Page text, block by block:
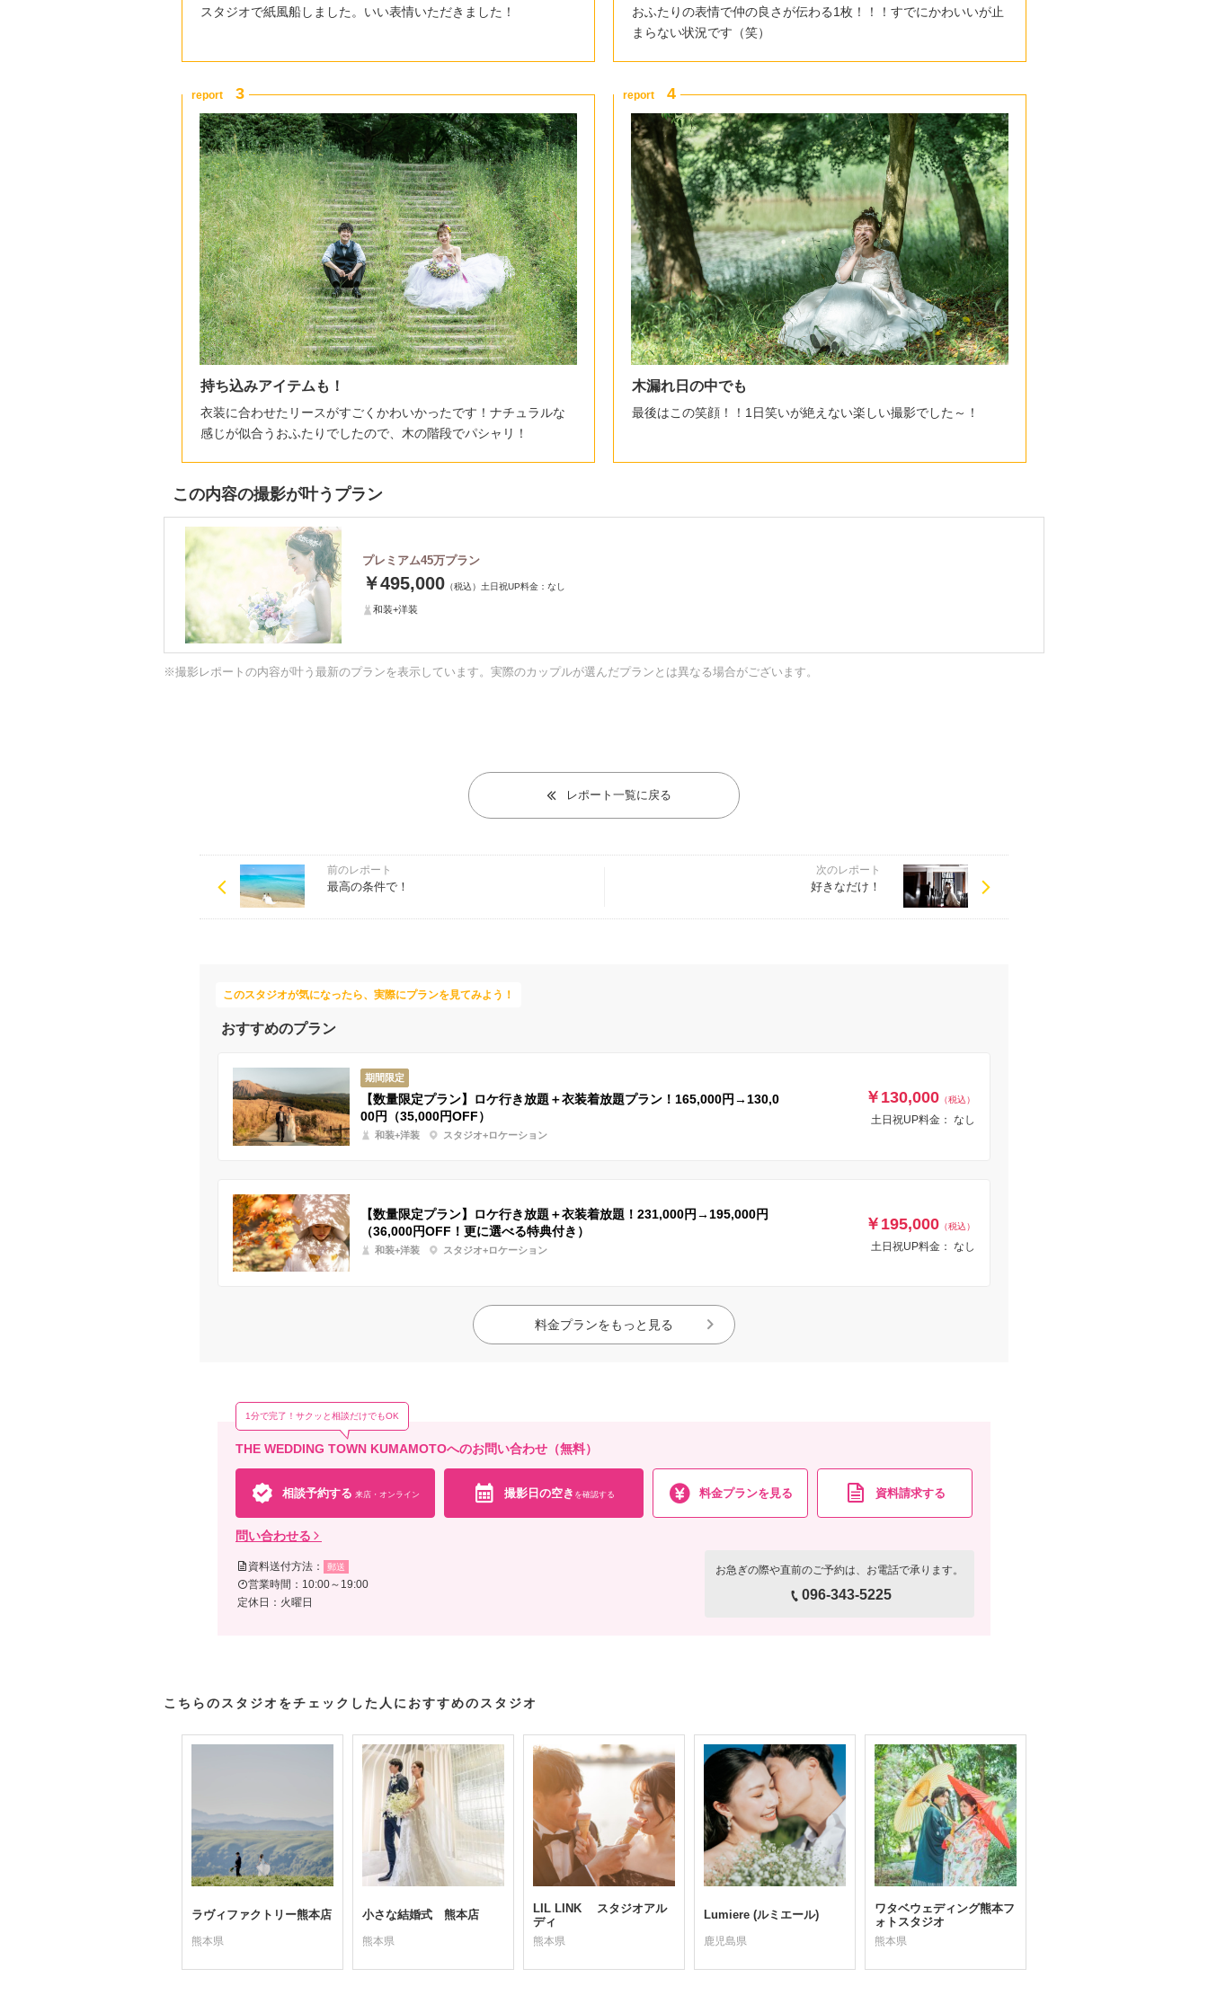
スタジオで紙風船しました。いい表情いただきました！
おふたりの表情で仲の良さが伝わる1枚！！！すでにかわいいが止
まらない状況です（笑）
持ち込みアイテムも！
衣装に合わせたリースがすごくかわいかったです！ナチュラルな
感じが似合うおふたりでしたので、木の階段でパシャリ！
木漏れ日の中でも
最後はこの笑顔！！1日笑いが絶えない楽しい撮影でした～！
この内容の撮影が叶うプラン
プレミアム45万プラン
￥495,000 （税込） 土日祝UP料金： なし
和装+洋装
※撮影レポートの内容が叶う最新のプランを表示しています。実際のカップルが選んだプランとは異なる場合がございます。
レポート一覧に戻る
前のレポート
最高の条件で！
次のレポート
好きなだけ！
このスタジオが気になったら、実際にプランを見てみよう！
おすすめのプラン
期間限定
【数量限定プラン】ロケ行き放題＋衣装着放題プラン！165,000円→130,0
00円（35,000円OFF）
和装+洋装 スタジオ+ロケーション
￥130,000 （税込）
土日祝UP料金： なし
【数量限定プラン】ロケ行き放題＋衣装着放題！231,000円→195,000円
（36,000円OFF！更に選べる特典付き）
和装+洋装 スタジオ+ロケーション
￥195,000 （税込）
土日祝UP料金： なし
料金プランをもっと見る
THE WEDDING TOWN KUMAMOTOへのお問い合わせ（無料）
1分で完了！サクッと相談だけでもOK
相談予約する 来店・オンライン 撮影日の空き を確認する 料金プランを見る 資料請求する
問い合わせる
資料送付方法： 郵送
営業時間：10:00～19:00
定休日：火曜日
お急ぎの際や直前のご予約は、お電話で承ります。
096-343-5225
こちらのスタジオをチェックした人におすすめのスタジオ
ラヴィファクトリー熊本店
熊本県
小さな結婚式 熊本店
熊本県
LIL LINK スタジオアル
ディ
熊本県
Lumiere (ルミエール)
鹿児島県
ワタベウェディング熊本フ
ォトスタジオ
熊本県